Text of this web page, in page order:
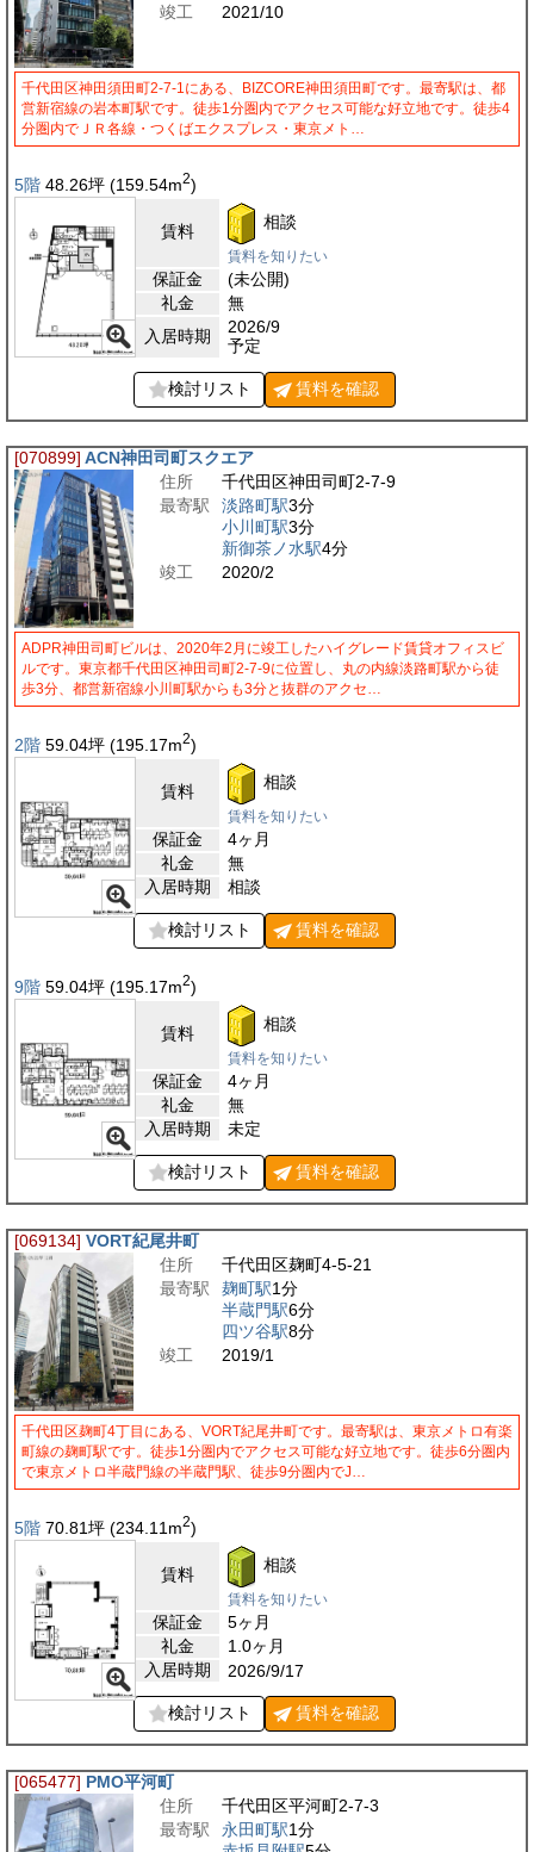
竣工
2021/10
千代田区神田須田町2-7-1にある、BIZCORE神田須田町です。最寄駅は、都
営新宿線の岩本町駅です。徒歩1分圏内でアクセス可能な好立地です。徒歩4
分圏内でＪＲ各線・つくばエクスプレス・東京メト…
5階 48.26坪 (159.54m2)
賃料 相談
賃料を知りたい
保証金
(未公開)
礼金
無
入居時期
2026/9
予定
検討リスト 賃料を確認
[070899] ACN神田司町スクエア
住所
千代田区神田司町2-7-9
最寄駅
淡路町駅3分
小川町駅3分
新御茶ノ水駅4分
竣工
2020/2
ADPR神田司町ビルは、2020年2月に竣工したハイグレード賃貸オフィスビ
ルです。東京都千代田区神田司町2-7-9に位置し、丸の内線淡路町駅から徒
歩3分、都営新宿線小川町駅からも3分と抜群のアクセ…
2階 59.04坪 (195.17m2)
賃料 相談
賃料を知りたい
保証金
4ヶ月
礼金
無
入居時期
相談
検討リスト 賃料を確認
9階 59.04坪 (195.17m2)
賃料 相談
賃料を知りたい
保証金
4ヶ月
礼金
無
入居時期
未定
検討リスト 賃料を確認
[069134] VORT紀尾井町
住所
千代田区麹町4-5-21
最寄駅
麹町駅1分
半蔵門駅6分
四ツ谷駅8分
竣工
2019/1
千代田区麹町4丁目にある、VORT紀尾井町です。最寄駅は、東京メトロ有楽
町線の麹町駅です。徒歩1分圏内でアクセス可能な好立地です。徒歩6分圏内
で東京メトロ半蔵門線の半蔵門駅、徒歩9分圏内でJ…
5階 70.81坪 (234.11 m2)
賃料 相談
賃料を知りたい
保証金
5ヶ月
礼金
1.0ヶ月
入居時期
2026/9/17
検討リスト 賃料を確認
[065477] PMO平河町
住所
千代田区平河町2-7-3
最寄駅
永田町駅1分